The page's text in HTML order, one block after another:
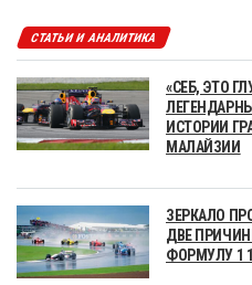
СТАТЬИ И АНАЛИТИКА
«СЕБ, ЭТО
ИСТОРИИ
МАЛАЙЗИИ
ЗЕРКАЛО
ДВЕ
ФОРМУЛУ 1